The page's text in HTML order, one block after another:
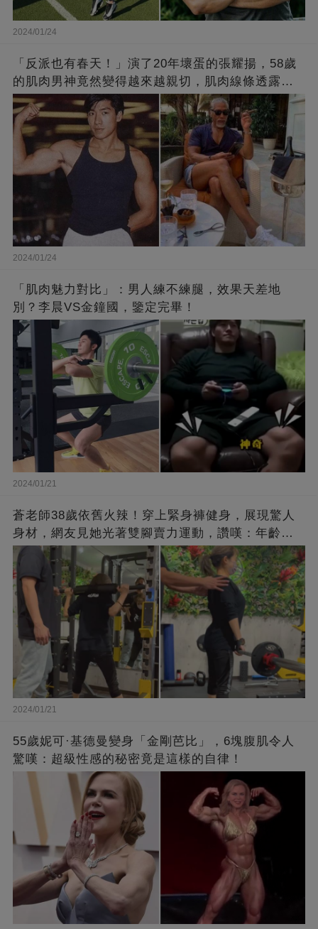
2024/01/24
「反派也有春天！」演了20年壞蛋的張耀揚，58歲
的肌肉男神竟然變得越來越親切，肌肉線條透露了
他的秘密！
2024/01/24
「肌肉魅力對比」：男人練不練腿，效果天差地
別？李晨VS金鐘國，鑒定完畢！
2024/01/21
蒼老師38歲依舊火辣！穿上緊身褲健身，展現驚人
身材，網友見她光著雙腳賣力運動，讚嘆：年齡不
過是個數字！
2024/01/21
55歲妮可·基德曼變身「金剛芭比」，6塊腹肌令人
驚嘆：超級性感的秘密竟是這樣的自律！